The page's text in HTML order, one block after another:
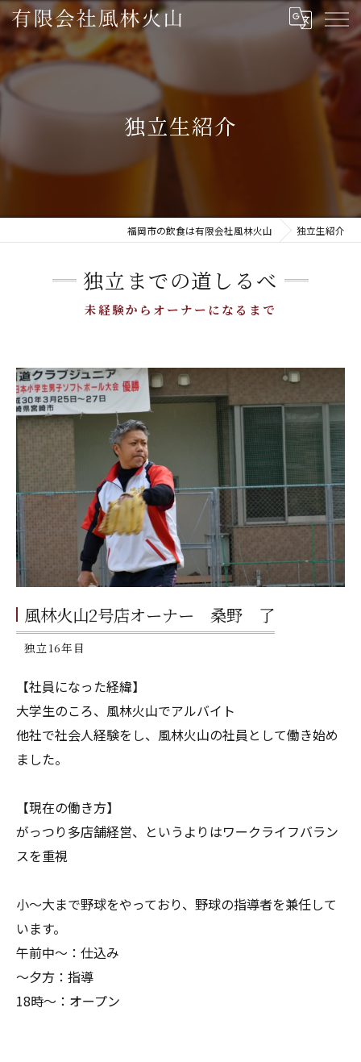
独立生紹介
福岡市の飲食は有限会社風林火山 独立生紹介
独立までの道しるべ
未経験からオーナーになるまで
風林火山2号店オーナー 桑野 了
独立16年目
【社員になった経緯】
大学生のころ、風林火山でアルバイト
他社で社会人経験をし、風林火山の社員として働き始め
ました。
【現在の働き方】
がっつり多店舗経営、というよりはワークライフバラン
スを重視
小～大まで野球をやっており、野球の指導者を兼任して
います。
午前中～：仕込み
～夕方：指導
18時～：オープン